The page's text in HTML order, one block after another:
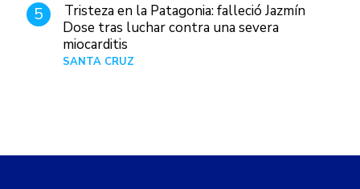
5
Tristeza en la Patagonia: falleció Jazmín
Dose tras luchar contra una severa
miocarditis
SANTA CRUZ